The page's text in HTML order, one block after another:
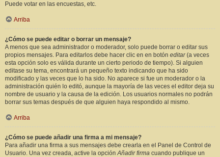
Puede votar en las encuestas, etc.
Arriba
¿Cómo se puede editar o borrar un mensaje?
A menos que sea administrador o moderador, solo puede borrar o editar sus
propios mensajes. Para editarlos debe hacer clic en en botón editar(a veces
esta opción solo es válida durante un cierto periodo de tiempo). Si alguien
editase su tema, encontrará un pequeño texto indicando que ha sido
modificado y las veces que lo ha sido. No aparece si fue un moderador o la
administración quién lo editó, aunque la mayoría de las veces el editor deja su
nombre de usuario y la causa de la edición. Los usuarios normales no podrán
borrar sus temas después de que alguien haya respondido al mismo.
Arriba
¿Cómo se puede añadir una firma a mi mensaje?
Para añadir una firma a sus mensajes debe crearla en el Panel de Control de
Usuario. Una vez creada, active la opciónAñadir firma cuando publique un